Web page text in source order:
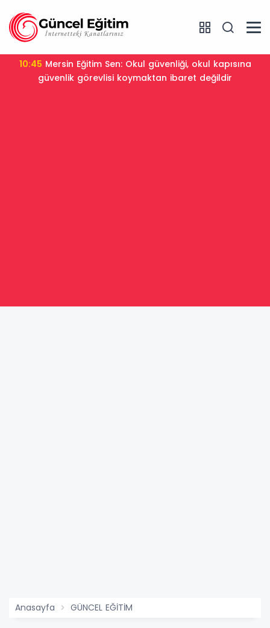
10:45
güvenlik görevlisi koymaktan ibaret değildir
Anasayfa GÜNCEL EĞİTİM